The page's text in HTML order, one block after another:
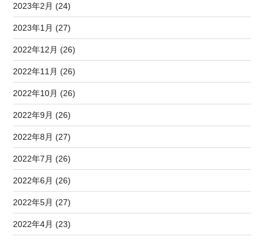
2023年2月 (24)
2023年1月 (27)
2022年12月 (26)
2022年11月 (26)
2022年10月 (26)
2022年9月 (26)
2022年8月 (27)
2022年7月 (26)
2022年6月 (26)
2022年5月 (27)
2022年4月 (23)